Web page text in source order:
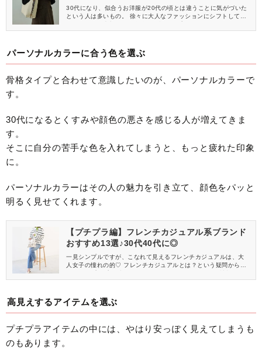
30代になり、似合うお洋服が20代の頃とは違うことに気がづいた
という人は多いもの。 徐々に大人なファッションにシフトしてい
30代の骨格ウェーブさんに似合うブランドをご紹介していきます
パーソナルカラーに合う色を選ぶ
骨格タイプと合わせて意識したいのが、パーソナルカラーで
す。
30代になるとくすみや顔色の悪さを感じる人が増えてきま
す。
そこに自分の苦手な色を入れてしまうと、もっと疲れた印象
に。
パーソナルカラーはその人の魅力を引き立て、顔色をパッと
明るく見せてくれます。
【プチプラ編】フレンチカジュアル系ブランド
おすすめ13選♪30代40代に◎
一見シンプルですが、こなれて見えるフレンチカジュアルは、大
人女子の憧れの的♡ フレンチカジュアルとは？という疑問からお
ックアップしてお届けします♪
高見えするアイテムを選ぶ
プチプラアイテムの中には、やはり安っぽく見えてしまうも
のもあります。